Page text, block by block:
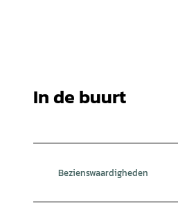
In de buurt
Bezienswaardigheden